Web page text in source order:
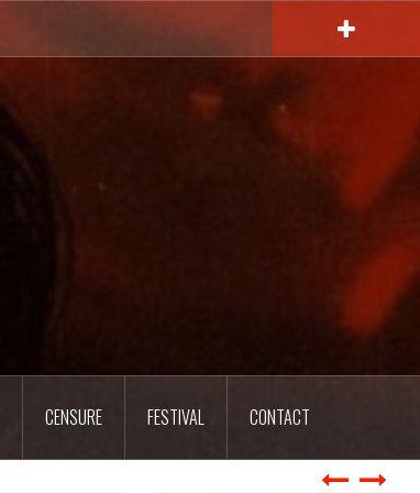
CENSURE FESTIVAL CONTACT